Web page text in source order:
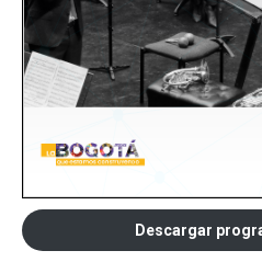
Descargar